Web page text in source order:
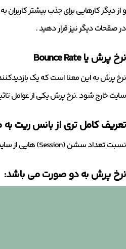
و از دیگر کارهایی برای جذب بیشتر
در صقحات دیگر نیز قرار دهید .
نرخ پرش یا Bounce Rate
نرخ پرش به این معنا است که یک
سایت خارج شود .نرخ پرش یکی از عوامل
تعریف کامل تری از بانس ریت
نسبت تعداد سشن (Session) هایی از سایت که به یک Pageview تکی منجر می شوند به کل تعداد سشن ها.
نرخ پرش به دو صورت می باشد: